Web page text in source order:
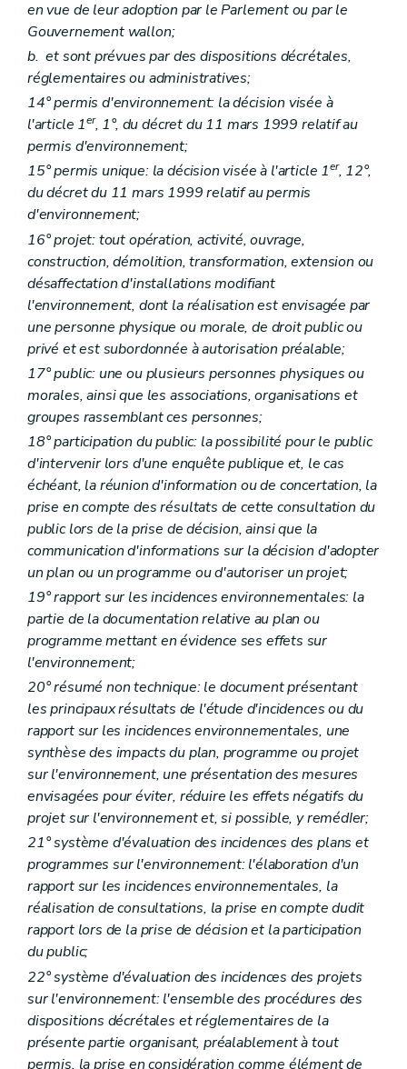
Art. D 167
Art. D 168
Art. D 169
Art. D 169bis
Titre VII Fonds pour la Protection de l'Environnement – Décret du 5 juin 2008, art. 2)
Art. D 170
Titre VIII Coordination de la politique criminelle environnementale – Décret du 5 juin 2008, art. 2)
Art. D 171
Section PARTIE REGLEMENTAIRE
Partie première
Principes du droit de l'environnement et définitions générales
Titre premier Principes
Titre II Définitions
Art. R1
Art. R 2
Partie II Instance consultative
Art. R 3
Art. R 4
Art. R 5
Art. R 7
Art. R 8
Art. R 9
Art. R 10
Art. R 11
Art. R 12
Art. R 13
Art. R 14
Art. R 15
Art. R 16
Partie III Information et sensibilisation en matière d'environnement
Titre premier Accès à l'information relative à l'environnement
Chapitre premier
Modèle de document
Art. R 17
Chapitre II (Commission de recours– AGW du 13 juillet 2006, art. 1
Art. R 18
Art. R 19
Art. R 20
Art. R 21
Art. R 22
Art. R 23
Art. R 24
Art. R 25
Art. R 26
Art. R 27
Art. R 28
Art. R 29
Art. R 30
Art. R 31
Art. R 32
Art. R 33
Titre II Initiation à l'environnement
Art. R 34
Art. R 35
Art. R 36
Art. R 37
Art. R 38
Art. R 39
Art. R 40
Art. R 41
Titre III Participation du public en matière d'environnement
Chapitre premier De la réunion d'information
Art. R41-1
en vue de leur adoption par le Parlement ou par le
Gouvernement wallon;
b. et sont prévues par des dispositions décrétales,
réglementaires ou administratives;
14° permis d'environnement: la décision visée à
l'article 1er, 1°, du décret du 11 mars 1999 relatif au
permis d'environnement;
15° permis unique: la décision visée à l'article 1er, 12°,
du décret du 11 mars 1999 relatif au permis
d'environnement;
16° projet: tout opération, activité, ouvrage,
construction, démolition, transformation, extension ou
désaffectation d'installations modifiant
l'environnement, dont la réalisation est envisagée par
une personne physique ou morale, de droit public ou
privé et est subordonnée à autorisation préalable;
17° public: une ou plusieurs personnes physiques ou
morales, ainsi que les associations, organisations et
groupes rassemblant ces personnes;
18° participation du public: la possibilité pour le public
d'intervenir lors d'une enquête publique et, le cas
échéant, la réunion d'information ou de concertation, la
prise en compte des résultats de cette consultation du
public lors de la prise de décision, ainsi que la
communication d'informations sur la décision d'adopter
un plan ou un programme ou d'autoriser un projet;
19° rapport sur les incidences environnementales: la
partie de la documentation relative au plan ou
programme mettant en évidence ses effets sur
l'environnement;
20° résumé non technique: le document présentant
les principaux résultats de l'étude d'incidences ou du
rapport sur les incidences environnementales, une
synthèse des impacts du plan, programme ou projet
sur l'environnement, une présentation des mesures
envisagées pour éviter, réduire les effets négatifs du
projet sur l'environnement et, si possible, y remédIer;
21° système d'évaluation des incidences des plans et
programmes sur l'environnement: l'élaboration d'un
rapport sur les incidences environnementales, la
réalisation de consultations, la prise en compte dudit
rapport lors de la prise de décision et la participation
du public;
22° système d'évaluation des incidences des projets
sur l'environnement: l'ensemble des procédures des
dispositions décrétales et réglementaires de la
présente partie organisant, préalablement à tout
permis, la prise en considération comme élément de